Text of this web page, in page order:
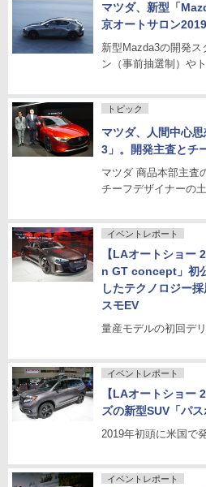
マツダ、新型「
京オートサロン
新型Mazda3の開発ス
ン（事前抽選制）や
トピック
マツダ、人間中心
3」。開発主査とチ
マツダ 商品本部主査
チーフデザイナーの
イベントレポート
【LAオートショー
n GT concept」初
したテクノロジー
スモEV
量産モデルの初回デ
イベントレポート
【LAオートショー
ズの新型SUV「パ
2019年初頭に米国で
イベントレポート